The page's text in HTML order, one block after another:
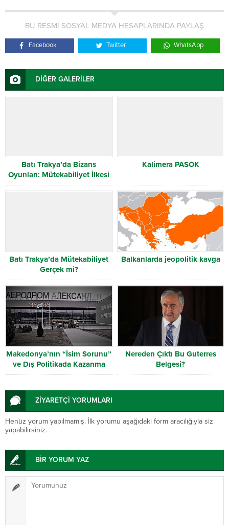
BU RESMİ SOSYAL MEDYA HESAPLARINDA PAYLAŞ
Facebook Twitter WhatsApp
DİĞER GALERİLER
Batı Trakya’da Bizans
Oyunları: Mütekabiliyet İlkesi
Ne Kadar Gerçek?
Kalimera PASOK
Batı Trakya’da Mütekabiliyet
Gerçek mi?
Balkanlarda jeopolitik kavga
Makedonya’nın “İsim Sorunu”
ve Dış Politikada Kazanma
Düsturu
Nereden Çıktı Bu Guterres
Belgesi?
ZİYARETÇİ YORUMLARI
Henüz yorum yapılmamış. İlk yorumu aşağıdaki form aracılığıyla siz
yapabilirsiniz.
BİR YORUM YAZ